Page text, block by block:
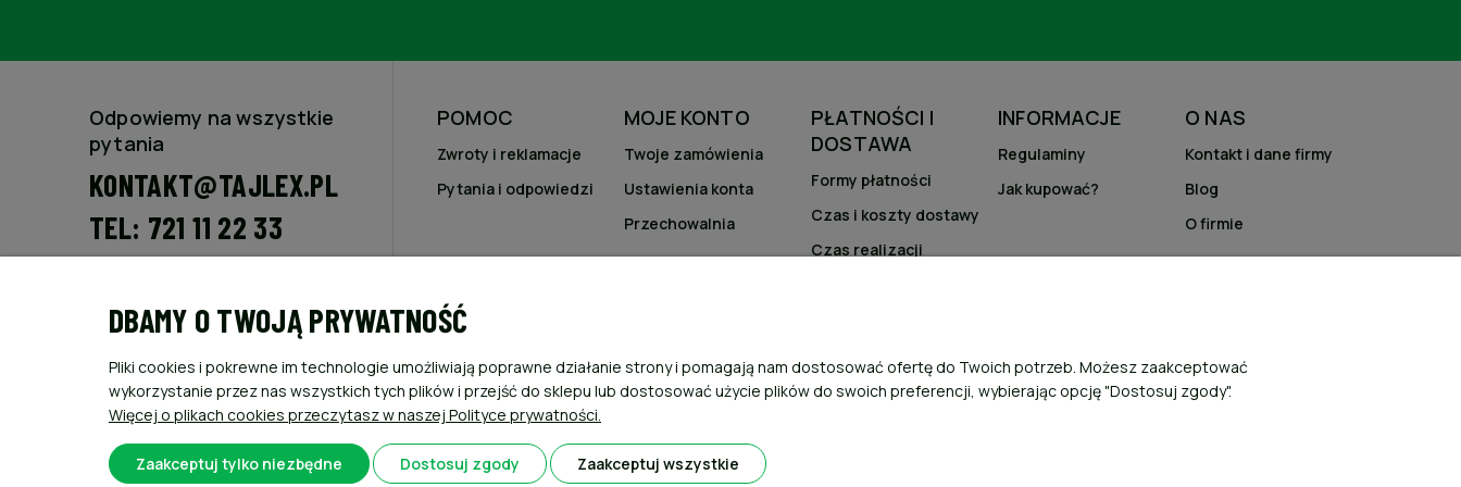
Odpowiemy na wszystkie
pytania
KONTAKT@TAJLEX.PL
TEL: 721 11 22 33
Poniedziałek - Piątek 8 - 16
Nasz adres
FHU Tajlex
Piotr Fojcik
Ul.Kościuszki 16
43-254 Krzyżowice
NIP: 638-163-60-56
POMOC
Zwroty i reklamacje
Pytania i odpowiedzi
MOJE KONTO
Twoje zamówienia
Ustawienia konta
Przechowalnia
PŁATNOŚCI I
DOSTAWA
Formy płatności
Czas i koszty dostawy
Czas realizacji
INFORMACJE
Regulaminy
Jak kupować?
O NAS
Kontakt i dane firmy
Blog
O firmie
DBAMY O TWOJĄ PRYWATNOŚĆ
Pliki cookies i pokrewne im technologie umożliwiają poprawne działanie strony i pomagają nam dostosować ofertę do Twoich potrzeb. Możesz zaakceptować
wykorzystanie przez nas wszystkich tych plików i przejść do sklepu lub dostosować użycie plików do swoich preferencji, wybierając opcję "Dostosuj zgody".
Więcej o plikach cookies przeczytasz w naszej Polityce prywatności.
Zaakceptuj tylko niezbędne Dostosuj zgody Zaakceptuj wszystkie